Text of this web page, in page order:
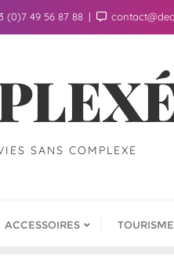
(0)7 49 56 87 88
SANS COMPLEXE
ACCESSOIRES TOURISME